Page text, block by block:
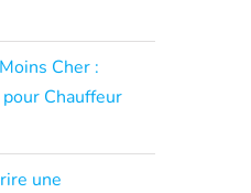
Cher :
Chauffeur
une